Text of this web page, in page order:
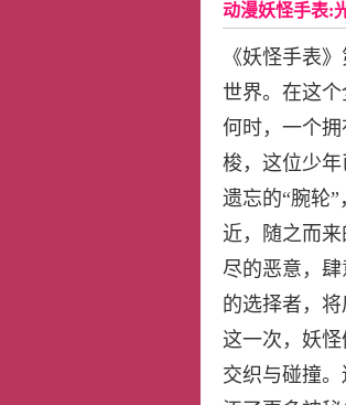
动漫妖怪手表:
《妖怪手表
世界。在这
何时，一个
梭，这位少
遗忘的“腕轮
近，随之而
尽的恶意，
的选择者，
这一次，妖
交织与碰撞